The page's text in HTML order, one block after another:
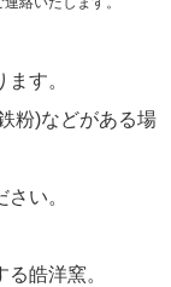
す。
粉)などがある場
い。
皓洋窯。